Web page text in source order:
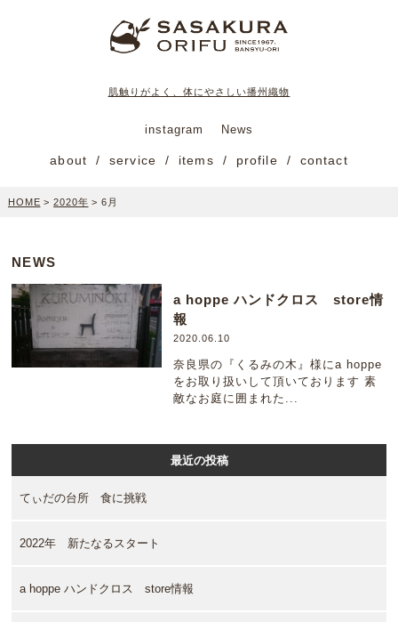
肌触りがよく、体にやさしい播州織物
instagram News
about service items profile contact
HOME >2020年 >6月
NEWS
a hoppe ハンドクロス store情
報
2020.06.10
奈良県の『くるみの木』様にa hoppe
をお取り扱いして頂いております 素
敵なお庭に囲まれた...
最近の投稿
てぃだの台所 食に挑戦
2022年 新たなるスタート
a hoppe ハンドクロス store情報